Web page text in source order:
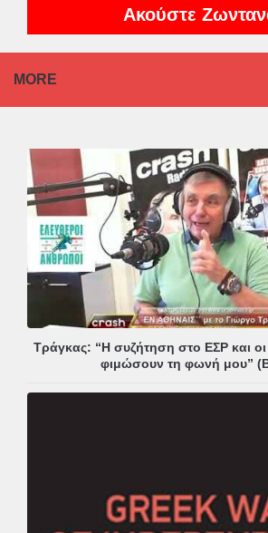
Ακούστε
MORE
Τράγκας: “Η συζήτηση στο ΕΣΡ και
φιμώσουν τη φωνή μου”